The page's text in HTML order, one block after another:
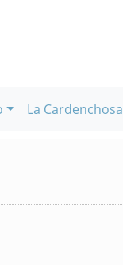
La Cardenchosa